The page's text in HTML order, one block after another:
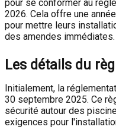
pour se conformer au
2026. Cela offre une
pour mettre leurs
des amendes immédiates.
Les détails du
Initialement, la
30 septembre 2025. Ce
sécurité autour des
exigences pour